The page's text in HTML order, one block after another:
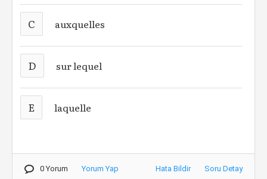
C auxquelles
D sur lequel
E laquelle
0 Yorum Yorum Yap Hata Bildir Soru Detay